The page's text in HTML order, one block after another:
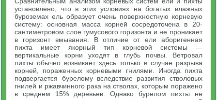
установлено, что в этих условиях на богатых влажных
буроземах ель образует очень поверхностную корневую
систему: основная масса корней сосредоточена в 20-
сантиметровом слое гумусового горизонта и не проникает
в горизонт вмывания. В отличие от ели аборигенная
пихта имеет якорный тип корневой системы —
вертикальные корни уходят в глубь почвы. Ветровал
пихты обычно возникает здесь только в случае разрыва
корней, пораженных корневыми гнилями. Иногда пихта
подвергается бурелому вследствие развития стволовых
гнилей и ржавчинного рака на стволах, которым поражено
в среднем 15% деревьев. Однако бурелом пихты не